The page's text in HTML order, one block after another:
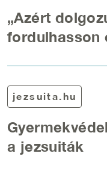
„Azért
fordulhasson
jezsuita.hu
a jezsuiták